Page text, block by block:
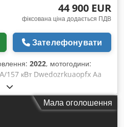
44 900 EUR
фіксована ціна додається ПДВ
Зателефонувати
2022, мотогодини:
157 кВт Dwedozrkuaopfx Aa
літрів Напрацювання: 3242
Роз’єми: 125-63-32-16А + DS
(ПЗВ) типу B.Мала оголошення